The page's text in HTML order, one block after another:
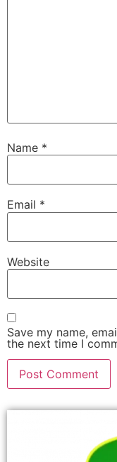
Name *
Email *
Website
Save my name,
the next time I